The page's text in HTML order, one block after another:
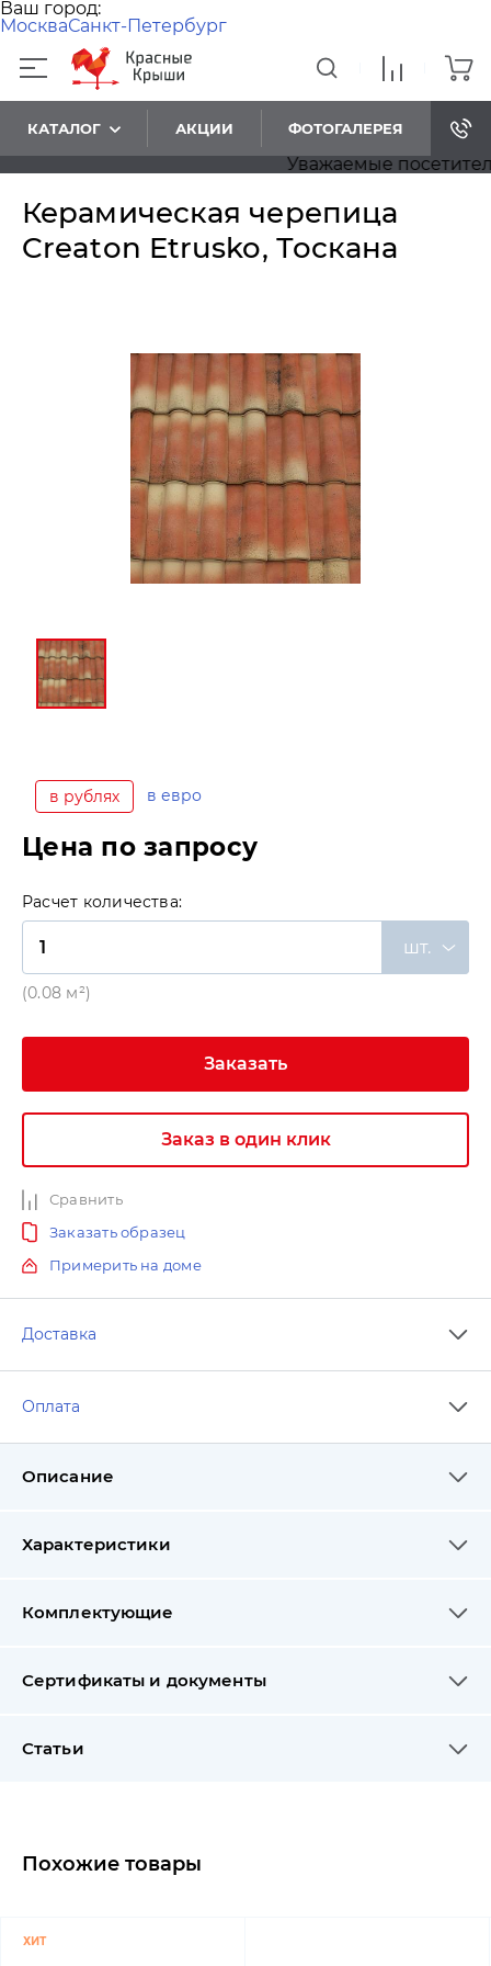
Ваш город:
МоскваСанкт-Петербург
КАТАЛОГ АКЦИИ ФОТОГАЛЕРЕЯ
Уважаемые посетители!
Керамическая черепица
Creaton Etrusko, Тоскана
в рублях в евро
Цена по запросу
Расчет количества:
шт.
(0.08 м²)
Заказать
Заказ в один клик
Сравнить
Заказать образец
Примерить на доме
Доставка
Оплата
Описание
Характеристики
Комплектующие
Сертификаты и документы
Статьи
Похожие товары
ХИТ